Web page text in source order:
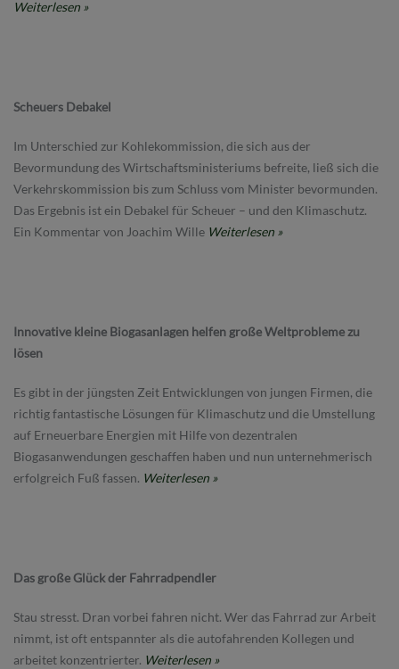
Weiterlesen »
Scheuers Debakel
Im Unterschied zur Kohlekommission, die sich aus der
Bevormundung des Wirtschaftsministeriums befreite, ließ sich die
Verkehrskommission bis zum Schluss vom Minister bevormunden.
Das Ergebnis ist ein Debakel für Scheuer – und den Klimaschutz.
Ein Kommentar von Joachim Wille Weiterlesen »
Innovative kleine Biogasanlagen helfen große Weltprobleme zu
lösen
Es gibt in der jüngsten Zeit Entwicklungen von jungen Firmen, die
richtig fantastische Lösungen für Klimaschutz und die Umstellung
auf Erneuerbare Energien mit Hilfe von dezentralen
Biogasanwendungen geschaffen haben und nun unternehmerisch
erfolgreich Fuß fassen. Weiterlesen »
Das große Glück der Fahrradpendler
Stau stresst. Dran vorbei fahren nicht. Wer das Fahrrad zur Arbeit
nimmt, ist oft entspannter als die autofahrenden Kollegen und
arbeitet konzentrierter. Weiterlesen »